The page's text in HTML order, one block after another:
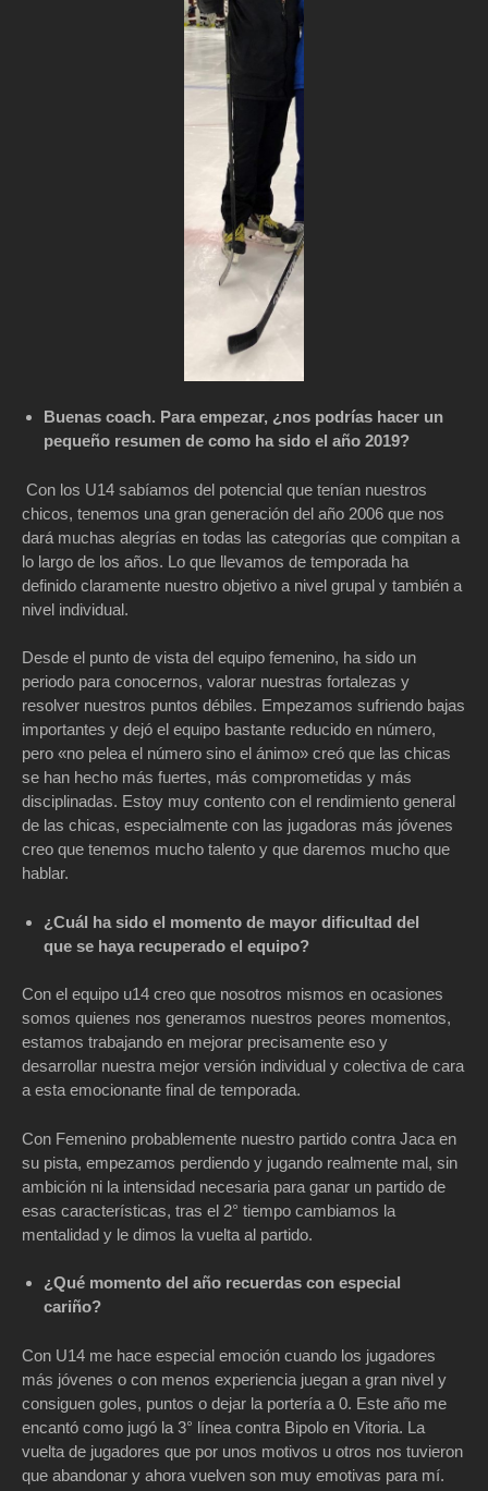
Buenas coach. Para empezar, ¿nos podrías hacer un
pequeño resumen de como ha sido el año 2019?
Con los U14 sabíamos del potencial que tenían nuestros
chicos, tenemos una gran generación del año 2006 que nos
dará muchas alegrías en todas las categorías que compitan a
lo largo de los años. Lo que llevamos de temporada ha
definido claramente nuestro objetivo a nivel grupal y también a
nivel individual.
Desde el punto de vista del equipo femenino, ha sido un
periodo para conocernos, valorar nuestras fortalezas y
resolver nuestros puntos débiles. Empezamos sufriendo bajas
importantes y dejó el equipo bastante reducido en número,
pero «no pelea el número sino el ánimo» creó que las chicas
se han hecho más fuertes, más comprometidas y más
disciplinadas. Estoy muy contento con el rendimiento general
de las chicas, especialmente con las jugadoras más jóvenes
creo que tenemos mucho talento y que daremos mucho que
hablar.
¿Cuál ha sido el momento de mayor dificultad del
que se haya recuperado el equipo?
Con el equipo u14 creo que nosotros mismos en ocasiones
somos quienes nos generamos nuestros peores momentos,
estamos trabajando en mejorar precisamente eso y
desarrollar nuestra mejor versión individual y colectiva de cara
a esta emocionante final de temporada.
Con Femenino probablemente nuestro partido contra Jaca en
su pista, empezamos perdiendo y jugando realmente mal, sin
ambición ni la intensidad necesaria para ganar un partido de
esas características, tras el 2° tiempo cambiamos la
mentalidad y le dimos la vuelta al partido.
¿Qué momento del año recuerdas con especial
cariño?
Con U14 me hace especial emoción cuando los jugadores
más jóvenes o con menos experiencia juegan a gran nivel y
consiguen goles, puntos o dejar la portería a 0. Este año me
encantó como jugó la 3° línea contra Bipolo en Vitoria. La
vuelta de jugadores que por unos motivos u otros nos tuvieron
que abandonar y ahora vuelven son muy emotivas para mí.